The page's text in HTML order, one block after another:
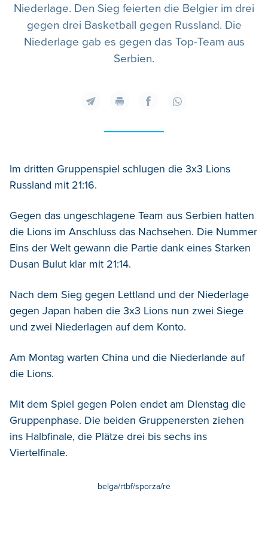
Niederlage. Den Sieg feierten die Belgier im drei
gegen drei Basketball gegen Russland. Die
Niederlage gab es gegen das Top-Team aus
Serbien.
Im dritten Gruppenspiel schlugen die 3x3 Lions
Russland mit 21:16.
Gegen das ungeschlagene Team aus Serbien hatten
die Lions im Anschluss das Nachsehen. Die Nummer
Eins der Welt gewann die Partie dank eines Starken
Dusan Bulut klar mit 21:14.
Nach dem Sieg gegen Lettland und der Niederlage
gegen Japan haben die 3x3 Lions nun zwei Siege
und zwei Niederlagen auf dem Konto.
Am Montag warten China und die Niederlande auf
die Lions.
Mit dem Spiel gegen Polen endet am Dienstag die
Gruppenphase. Die beiden Gruppenersten ziehen
ins Halbfinale, die Plätze drei bis sechs ins
Viertelfinale.
belga/rtbf/sporza/re